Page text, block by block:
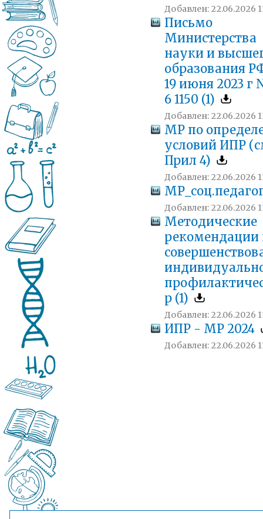
Добавлен: 22.06.2026
Письмо
Министерства
науки и
образования
19 июня 2023 г
6 1150 (1)
Добавлен: 22.06.2026
МР по
условий ИПР
Прил 4)
Добавлен: 22.06.2026
Добавлен: 22.06.2026
Методические
рекомендации
р (1)
Добавлен: 22.06.2026
ИПР - МР 2024
Добавлен: 22.06.2026